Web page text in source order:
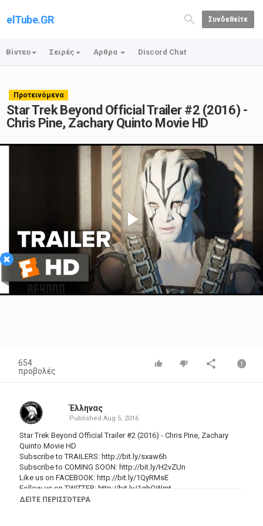
elTube.GR Συνδεθείτε
Βίντεο Σειρές Αρθρα Discord Chat
Προτεινόμενα
Star Trek Beyond Official Trailer #2 (2016) -
Chris Pine, Zachary Quinto Movie HD
×
Play
Video
654
προβολές
Έλληνας
Published Aug 5, 2016
Star Trek Beyond Official Trailer #2 (2016) - Chris Pine, Zachary
Quinto Movie HD
Subscribe to TRAILERS: http://bit.ly/sxaw6h
Subscribe to COMING SOON: http://bit.ly/H2vZUn
Like us on FACEBOOK: http://bit.ly/1QyRMsE
Follow us on TWITTER: http://bit.ly/1ghOWmt
ΔΕΊΤΕ ΠΕΡΙΣΣΌΤΕΡΑ